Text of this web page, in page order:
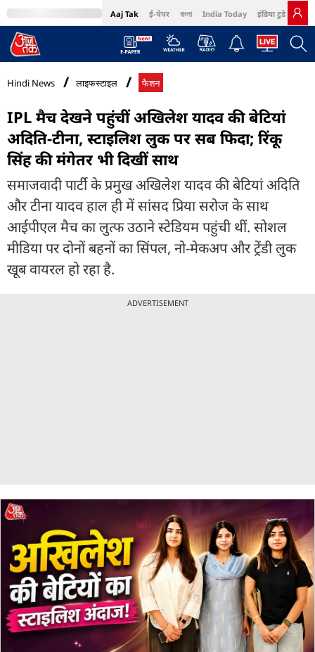
Aaj Tak ई-पेपर বাংলা India Today इंडिया टुडे हिंदी
MumbaiTak Cosmopolitan Harper's Bazaar Northeast
Hindi News लाइफस्टाइल फैशन
IPL मैच देखने पहुंचीं अखिलेश यादव की बेटियां
अदिति-टीना, स्टाइलिश लुक पर सब फिदा; रिंकू
सिंह की मंगेतर भी दिखीं साथ
समाजवादी पार्टी के प्रमुख अखिलेश यादव की बेटियां अदिति
और टीना यादव हाल ही में सांसद प्रिया सरोज के साथ
आईपीएल मैच का लुत्फ उठाने स्टेडियम पहुंची थीं. सोशल
मीडिया पर दोनों बहनों का सिंपल, नो-मेकअप और ट्रेंडी लुक
खूब वायरल हो रहा है.
ADVERTISEMENT